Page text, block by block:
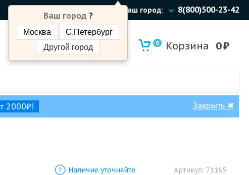
Ваш город:
Ваш город ?
Москва
С.Петербург
Другой город
8(800)500-23-42
0 Корзина 0₽
2000₽! Закрыть ✖
Наличие уточняйте Артикул: 71165